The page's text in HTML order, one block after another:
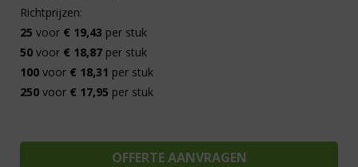
Richtprijzen:
25 voor € 19,43 per stuk
50 voor € 18,87 per stuk
100 voor € 18,31 per stuk
250 voor € 17,95 per stuk